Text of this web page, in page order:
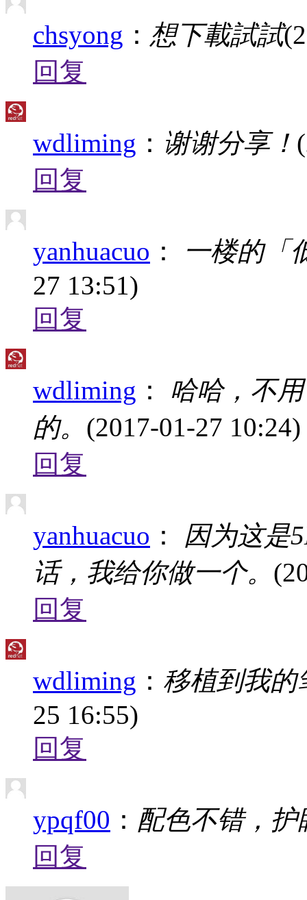
chsyong ： 想下載試試
回复
wdliming ： 谢谢分享！
回复
yanhuacuo ：
一楼的「
27 13:51)
回复
wdliming ：
哈哈，不
的。 (2017-01-27 10:24)
回复
yanhuacuo ：
因为这是
话，我给你做一个。
回复
wdliming ： 移植到我的
25 16:55)
回复
ypqf00 ： 配色不错，护
回复